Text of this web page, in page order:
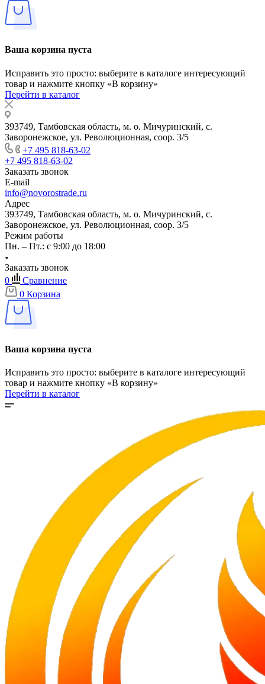
Ваша корзина пуста
Исправить это просто: выберите в каталоге интересующий
товар и нажмите кнопку «В корзину»
Перейти в каталог
393749, Тамбовская область, м. о. Мичуринский, с.
Заворонежское, ул. Революционная, соор. 3/5
+7 495 818-63-02
+7 495 818-63-02
Заказать звонок
E-mail
info@novorostrade.ru
Адрес
393749, Тамбовская область, м. о. Мичуринский, с.
Заворонежское, ул. Революционная, соор. 3/5
Режим работы
Пн. – Пт.: с 9:00 до 18:00
Заказать звонок
0
Сравнение
0 Корзина
Ваша корзина пуста
Исправить это просто: выберите в каталоге интересующий
товар и нажмите кнопку «В корзину»
Перейти в каталог